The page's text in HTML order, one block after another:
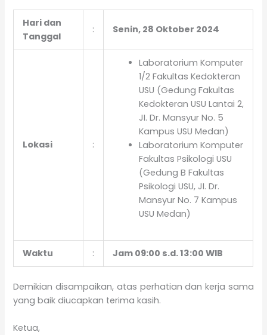
Hari dan
Tanggal
: Senin, 28 Oktober 2024
Lokasi :
Laboratorium Komputer
1/2 Fakultas Kedokteran
USU (Gedung Fakultas
Kedokteran USU Lantai 2,
JI. Dr. Mansyur No. 5
Kampus USU Medan)
Laboratorium Komputer
Fakultas Psikologi USU
(Gedung B Fakultas
Psikologi USU, JI. Dr.
Mansyur No. 7 Kampus
USU Medan)
Waktu : Jam 09:00 s.d. 13:00 WIB
Demikian disampaikan, atas perhatian dan kerja sama
yang baik diucapkan terima kasih.
Ketua,